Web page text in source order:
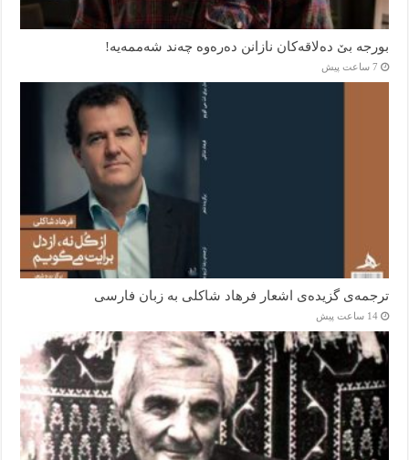
بورجە بێ دەلاقەکان نازانن دەرەوە چەند شەممەیە!
7 ساعت پیش
ترجمه‌ی گزیده‌‌ی اشعار فرهاد شاکلی به زبان فارسی
14 ساعت پیش